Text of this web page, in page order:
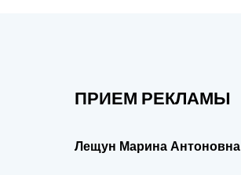
ПРИЕМ РЕКЛАМЫ
Лещун Марина Антоновна